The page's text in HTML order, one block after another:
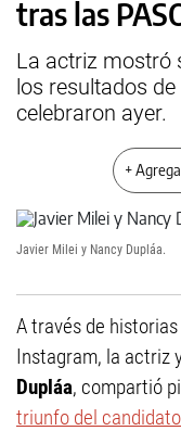
tras las
La actriz mostró
los resultados de
celebraron ayer.
+
Javier Milei y Nancy Dupláa.
A través de
Instagram, la actriz
Dupláa, compartió
triunfo del